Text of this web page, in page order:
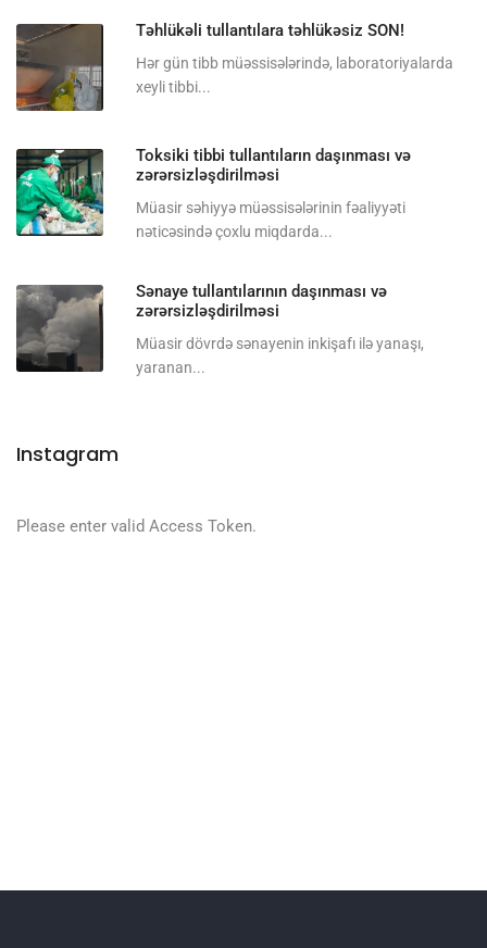
Təhlükəli tullantılara təhlükəsiz SON!
Hər gün tibb müəssisələrində, laboratoriyalarda
xeyli tibbi...
Toksiki tibbi tullantıların daşınması və
zərərsizləşdirilməsi
Müasir səhiyyə müəssisələrinin fəaliyyəti
nəticəsində çoxlu miqdarda...
Sənaye tullantılarının daşınması və
zərərsizləşdirilməsi
Müasir dövrdə sənayenin inkişafı ilə yanaşı,
yaranan...
Instagram
Please enter valid Access Token.